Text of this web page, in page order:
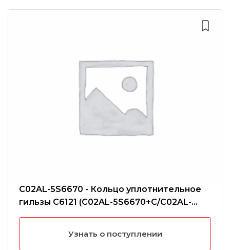
C02AL-5S6670 - Кольцо уплотнительное
гильзы С6121 (C02AL-5S6670+C/C02AL-
2W6134+A(3
Узнать о поступлении